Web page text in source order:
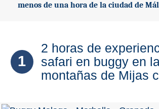
Frigiliana
Maro
menos de una hora de la ciudad de
1
2 horas de
safari en buggy en
montañas de Mijas